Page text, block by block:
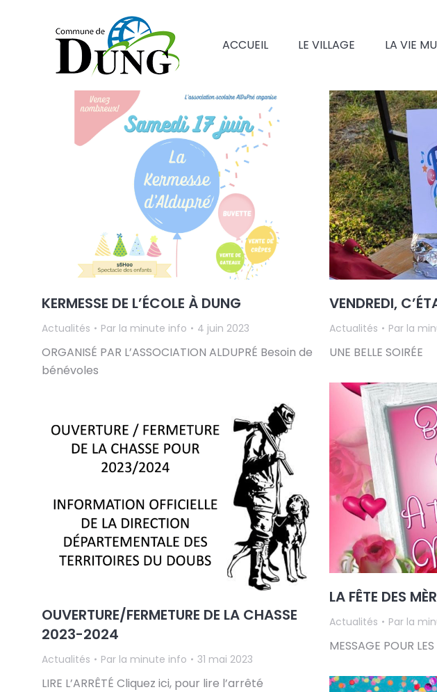
ACCUEIL LE VILLAGE LA VIE
KERMESSE DE L’ÉCOLE À DUNG
Actualités Par la minute info 4 juin 2023
ORGANISÉ PAR L’ASSOCIATION ALDUPRÉ Besoin de
bénévoles
VENDREDI,
Actualités Par la
UNE BELLE SOIRÉE
LA FÊTE DES
Actualités Par la
MESSAGE POUR
OUVERTURE/FERMETURE DE LA CHASSE
2023-2024
Actualités Par la minute info 31 mai 2023
LIRE L’ARRÊTÉ Cliquez ici, pour lire l’arrêté